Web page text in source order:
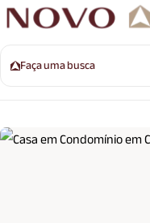
Faça uma busca